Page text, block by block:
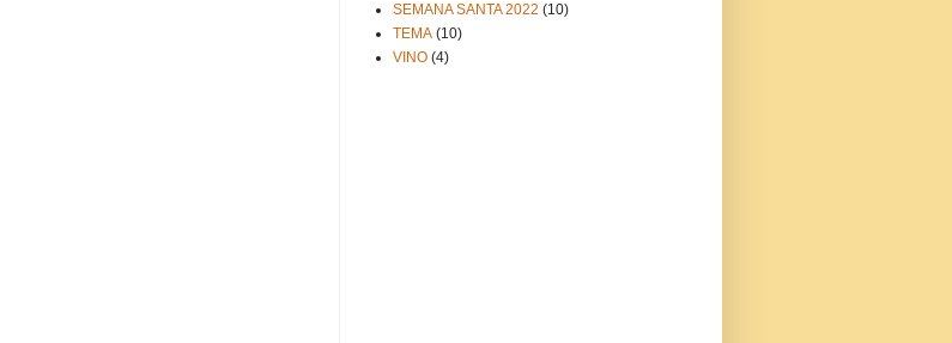
SEMANA SANTA 2022 (10)
TEMA (10)
VINO (4)